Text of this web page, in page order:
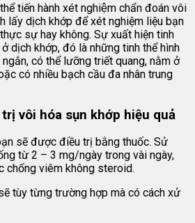
tiến hành xét nghiệm chẩn đoán vôi
lấy dịch khớp để xét nghiệm liệu bạn
sự hay không. Sự xuất hiện tinh
dịch khớp, đó là những tinh thể hình
có thể lưỡng triết quang, nằm ở
có nhiều bạch cầu đa nhân trung
vôi hóa sụn khớp hiệu quả
sẽ được điều trị bằng thuốc. Sử
từ 2 – 3 mg/ngày trong vài ngày,
chống viêm không steroid.
tùy từng trường hợp mà có cách xử